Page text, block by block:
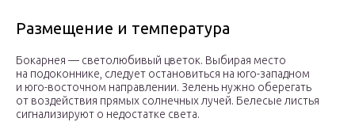
Размещение и температура
Бокарнея — светолюбивый цветок. Выбирая место
на подоконнике, следует остановиться на юго-западном
и юго-восточном направлении. Зелень нужно оберегать
от воздействия прямых солнечных лучей. Белесые листья
сигнализируют о недостатке света.